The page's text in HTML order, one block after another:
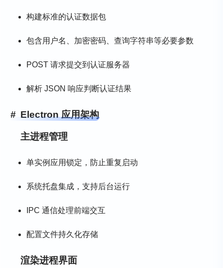
构建标准的认证数据包
包含用户名、加密密码、查询字符串等必要参数
POST 请求提交到认证服务器
解析 JSON 响应判断认证结果
Electron 应用架构
主进程管理
单实例应用锁定，防止重复启动
系统托盘集成，支持后台运行
IPC 通信处理前端交互
配置文件持久化存储
渲染进程界面